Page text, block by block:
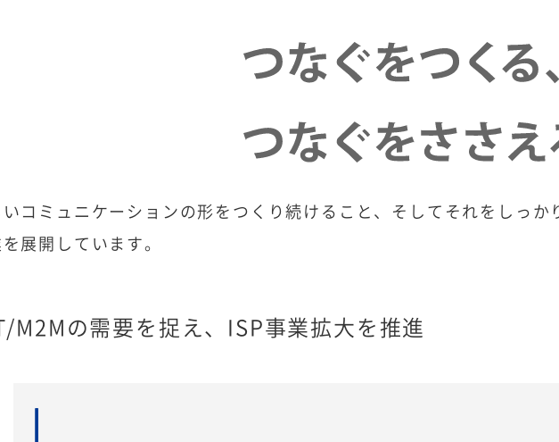
コミュニケーションの形をつくり続けること、そしてそれをしっ
展開しています。
M2Mの需要を捉え、ISP事業拡大を推進